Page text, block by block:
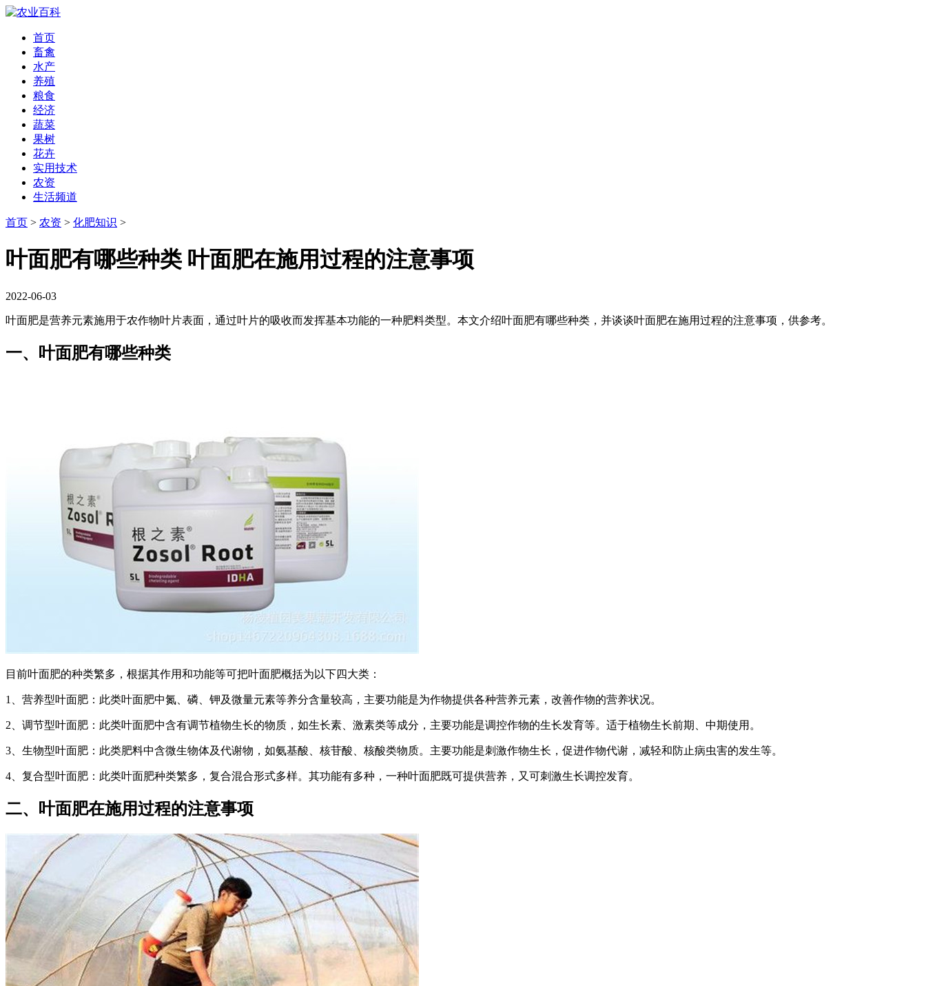
首页
畜禽
水产
养殖
粮食
经济
蔬菜
果树
花卉
实用技术
农资
生活频道
首页 > 农资 > 化肥知识 >
叶面肥有哪些种类 叶面肥在施用过程的注意事项
2022-06-03
叶面肥是营养元素施用于农作物叶片表面，通过叶片的吸收而发挥基本功能的一种肥料类型。本文介绍叶面肥有哪些种类，并谈谈叶面肥在施用过程的注意事项，供参考。
一、叶面肥有哪些种类
目前叶面肥的种类繁多，根据其作用和功能等可把叶面肥概括为以下四大类：
1、营养型叶面肥：此类叶面肥中氮、磷、钾及微量元素等养分含量较高，主要功能是为作物提供各种营养元素，改善作物的营养状况。
2、调节型叶面肥：此类叶面肥中含有调节植物生长的物质，如生长素、激素类等成分，主要功能是调控作物的生长发育等。适于植物生长前期、中期使用。
3、生物型叶面肥：此类肥料中含微生物体及代谢物，如氨基酸、核苷酸、核酸类物质。主要功能是刺激作物生长，促进作物代谢，减轻和防止病虫害的发生等。
4、复合型叶面肥：此类叶面肥种类繁多，复合混合形式多样。其功能有多种，一种叶面肥既可提供营养，又可刺激生长调控发育。
二、叶面肥在施用过程的注意事项